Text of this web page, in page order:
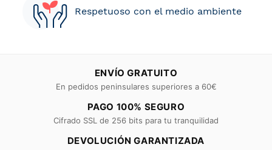
Respetuoso con el medio ambiente
ENVÍO GRATUITO
En pedidos peninsulares superiores a 60€
PAGO 100% SEGURO
Cifrado SSL de 256 bits para tu tranquilidad
DEVOLUCIÓN GARANTIZADA